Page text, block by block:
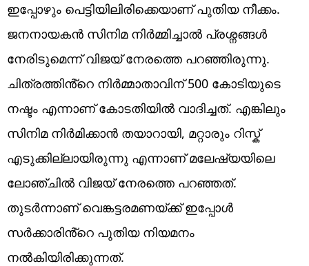
ഇപ്പോഴും പെട്ടിയിലിരിക്കെയാണ് പുതിയ നീക്കം.
ജനനായകൻ സിനിമ നിർമ്മിച്ചാൽ പ്രശ്നങ്ങൾ
നേരിടുമെന്ന് വിജയ് നേരത്തെ പറഞ്ഞിരുന്നു.
ചിത്രത്തിൻ്റെ നിർമ്മാതാവിന് 500 കോടിയുടെ
നഷ്ടം എന്നാണ് കോടതിയിൽ വാദിച്ചത്. എങ്കിലും
സിനിമ നിർമിക്കാൻ തയാറായി, മറ്റാരും റിസ്ക്
എടുക്കില്ലായിരുന്നു എന്നാണ് മലേഷ്യയിലെ
ലോഞ്ചിൽ വിജയ് നേരത്തെ പറഞ്ഞത്.
തുടർന്നാണ് വെങ്കട്ടരമണയ്ക്ക് ഇപ്പോൾ
സർക്കാരിൻ്റെ പുതിയ നിയമനം
നൽകിയിരിക്കുന്നത്.